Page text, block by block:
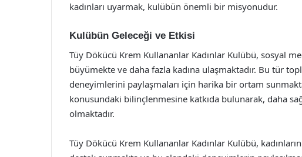
kadınları uyarmak, kulübün önemli bir misyonudur.
Kulübün Geleceği ve Etkisi
Tüy Dökücü Krem Kullananlar Kadınlar Kulübü, sosyal
büyümekte ve daha fazla kadına ulaşmaktadır. Bu tür
deneyimlerini paylaşmaları için harika bir ortam
konusundaki bilinçlenmesine katkıda bulunarak, daha
olmaktadır.
Tüy Dökücü Krem Kullananlar Kadınlar Kulübü,